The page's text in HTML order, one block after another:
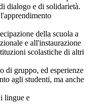
dialogo e di solidarietà.
della scuola a
e all'instaurazione
scolastiche di altri
di gruppo, ed esperienze
agli studenti, ma anche
lingue e